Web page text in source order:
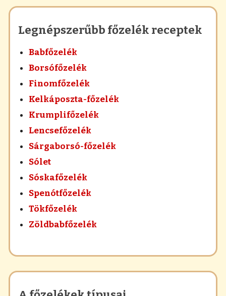
Legnépszerűbb főzelék receptek
Babfőzelék
Borsófőzelék
Finomfőzelék
Kelkáposzta-főzelék
Krumplifőzelék
Lencsefőzelék
Sárgaborsó-főzelék
Sólet
Sóskafőzelék
Spenótfőzelék
Tökfőzelék
Zöldbabfőzelék